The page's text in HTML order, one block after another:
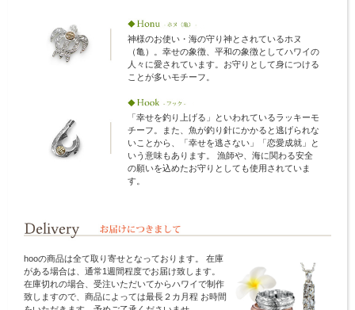
神様のお使い・海の守り神とされているホヌ
（亀）。幸せの象徴、平和の象徴としてハワイの
人々に愛されています。お守りとして身につける
ことが多いモチーフ。
「幸せを釣り上げる」といわれているラッキーモ
チーフ。また、魚が釣り針にかかると逃げられな
いことから、「幸せを逃さない」「恋愛成就」と
いう意味もあります。 漁師や、海に関わる安全
の願いを込めたお守りとしても使用されていま
す。
hooの商品は全て取り寄せとなっております。 在庫
がある場合は、通常1週間程度でお届け致します。
在庫切れの場合、受注いただいてからハワイで制作
致しますので、商品によっては最長２カ月程 お時間